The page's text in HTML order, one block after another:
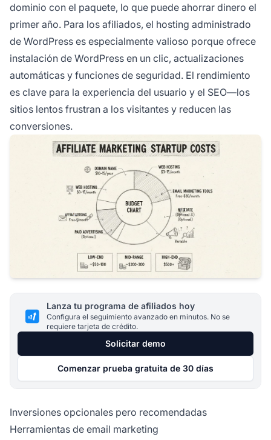
dominio con el paquete, lo que puede ahorrar dinero el
primer año. Para los afiliados, el hosting administrado
de WordPress es especialmente valioso porque ofrece
instalación de WordPress en un clic, actualizaciones
automáticas y funciones de seguridad. El rendimiento
es clave para la experiencia del usuario y el SEO—los
sitios lentos frustran a los visitantes y reducen las
conversiones.
Lanza tu programa de afiliados hoy
Configura el seguimiento avanzado en minutos. No se
requiere tarjeta de crédito.
Solicitar demo
Comenzar prueba gratuita de 30 días
Inversiones opcionales pero recomendadas
Herramientas de email marketing